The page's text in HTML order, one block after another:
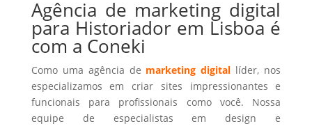
Agência de marketing digital
para Historiador em Lisboa é
com a Coneki
Como uma agência de marketing digital líder, nos
especializamos em criar sites impressionantes e
funcionais para profissionais como você. Nossa
equipe de especialistas em design e